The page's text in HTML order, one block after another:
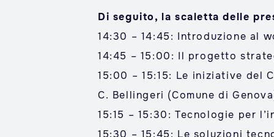
Di seguito, la scaletta delle
14:30 – 14:45: Introduzione al
14:45 – 15:00: Il progetto
15:00 – 15:15: Le iniziative del
C. Bellingeri (Comune di
15:15 – 15:30: Tecnologie per
15:30 – 15:45: Le soluzioni